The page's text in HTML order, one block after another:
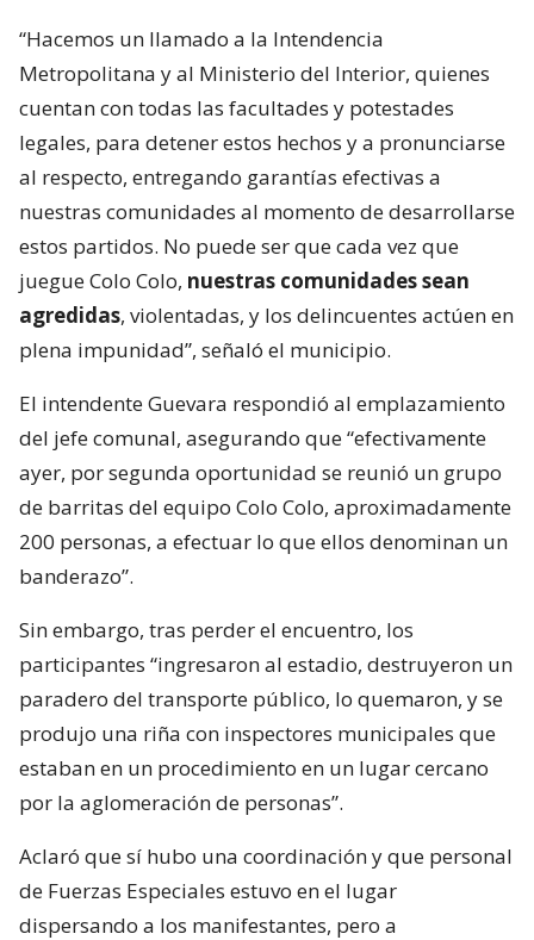
“Hacemos un llamado a la Intendencia
Metropolitana y al Ministerio del Interior, quienes
cuentan con todas las facultades y potestades
legales, para detener estos hechos y a pronunciarse
al respecto, entregando garantías efectivas a
nuestras comunidades al momento de desarrollarse
estos partidos. No puede ser que cada vez que
juegue Colo Colo, nuestras comunidades sean
agredidas, violentadas, y los delincuentes actúen en
plena impunidad”, señaló el municipio.
El intendente Guevara respondió al emplazamiento
del jefe comunal, asegurando que “efectivamente
ayer, por segunda oportunidad se reunió un grupo
de barritas del equipo Colo Colo, aproximadamente
200 personas, a efectuar lo que ellos denominan un
banderazo”.
Sin embargo, tras perder el encuentro, los
participantes “ingresaron al estadio, destruyeron un
paradero del transporte público, lo quemaron, y se
produjo una riña con inspectores municipales que
estaban en un procedimiento en un lugar cercano
por la aglomeración de personas”.
Aclaró que sí hubo una coordinación y que personal
de Fuerzas Especiales estuvo en el lugar
dispersando a los manifestantes, pero a